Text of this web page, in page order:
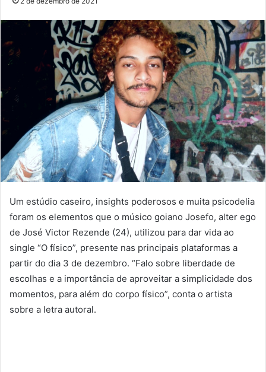
Um estúdio caseiro, insights poderosos e muita psicodelia
foram os elementos que o músico goiano Josefo, alter ego
de José Victor Rezende (24), utilizou para dar vida ao
single “O físico”, presente nas principais plataformas a
partir do dia 3 de dezembro. “Falo sobre liberdade de
escolhas e a importância de aproveitar a simplicidade dos
momentos, para além do corpo físico”, conta o artista
sobre a letra autoral.